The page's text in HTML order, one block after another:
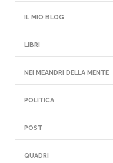
IL MIO BLOG
LIBRI
NEI MEANDRI DELLA MENTE
POLITICA
POST
QUADRI